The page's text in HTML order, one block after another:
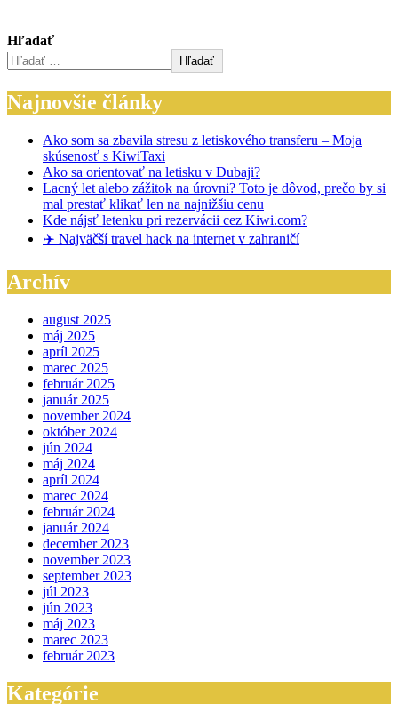
Hľadať
Hľadať
Najnovšie články
Ako som sa zbavila stresu z letiskového transferu – Moja
skúsenosť s KiwiTaxi
Ako sa orientovať na letisku v Dubaji?
Lacný let alebo zážitok na úrovni? Toto je dôvod, prečo by si
mal prestať klikať len na najnižšiu cenu
Kde nájsť letenku pri rezervácii cez Kiwi.com?
✈️ Najväčší travel hack na internet v zahraničí
Archív
august 2025
máj 2025
apríl 2025
marec 2025
február 2025
január 2025
november 2024
október 2024
jún 2024
máj 2024
apríl 2024
marec 2024
február 2024
január 2024
december 2023
november 2023
september 2023
júl 2023
jún 2023
máj 2023
marec 2023
február 2023
Kategórie